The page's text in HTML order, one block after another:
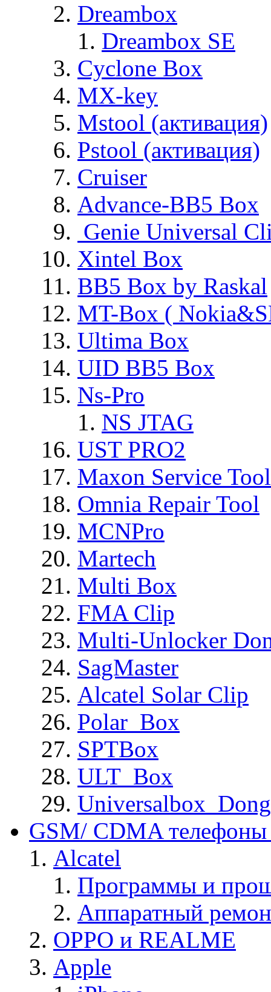
Dreambox
Dreambox SE
Cyclone Box
MX-key
Mstool (активация)
Pstool (активация)
Cruiser
Advance-BB5 Box
Genie Universal
Xintel Box
BB5 Box by Raskal
MT-Box (
Ultima Box
UID BB5 Box
Ns-Pro
NS JTAG
UST PRO2
Maxon Service
Omnia Repair Tool
MCNPro
Martech
Multi Box
FMA Clip
Multi-Unlocker
SagMaster
Alcatel Solar Clip
Polar_Box
SPTBox
ULT_Box
GSM/ CDMA
Alcatel
Программы и
Аппаратный
OPPO и REALME
Apple